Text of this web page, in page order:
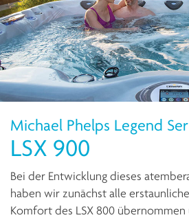
Michael Phelps Legend
LSX 900
Bei der Entwicklung dieses
haben wir zunächst alle
Komfort des LSX 800